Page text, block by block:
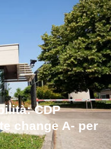
CDP
change A- per